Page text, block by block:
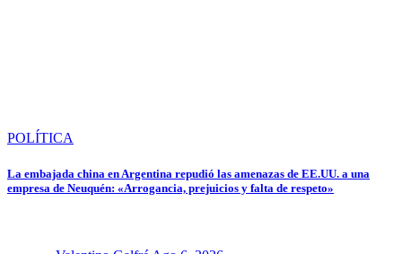
POLÍTICA
La embajada china en Argentina repudió las amenazas de EE.UU. a una
empresa de Neuquén: «Arrogancia, prejuicios y falta de respeto»